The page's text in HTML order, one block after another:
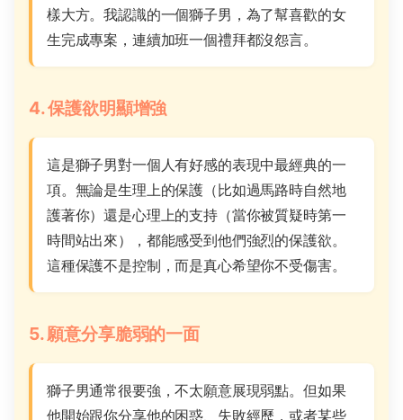
樣大方。我認識的一個獅子男，為了幫喜歡的女
生完成專案，連續加班一個禮拜都沒怨言。
4. 保護欲明顯增強
這是獅子男對一個人有好感的表現中最經典的一
項。無論是生理上的保護（比如過馬路時自然地
護著你）還是心理上的支持（當你被質疑時第一
時間站出來），都能感受到他們強烈的保護欲。
這種保護不是控制，而是真心希望你不受傷害。
5. 願意分享脆弱的一面
獅子男通常很要強，不太願意展現弱點。但如果
他開始跟你分享他的困惑、失敗經歷，或者某些